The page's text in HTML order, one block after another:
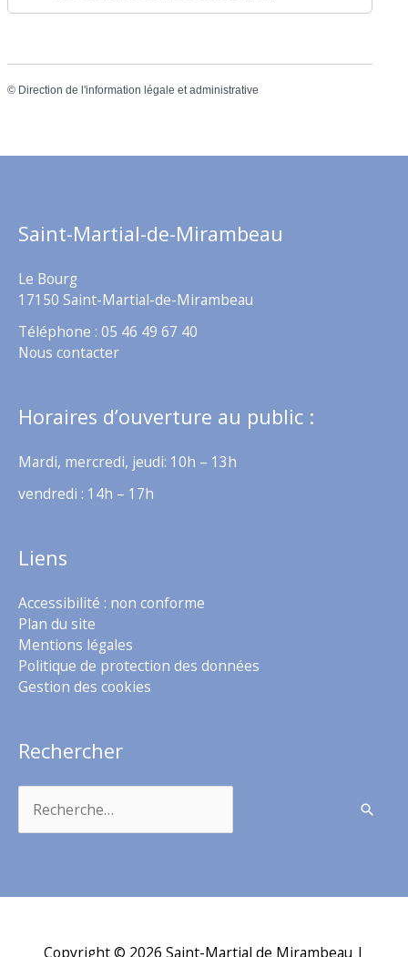
© Direction de l'information légale et administrative
Saint-Martial-de-Mirambeau
Le Bourg
17150 Saint-Martial-de-Mirambeau
Téléphone : 05 46 49 67 40
Nous contacter
Horaires d’ouverture au public :
Mardi, mercredi, jeudi: 10h – 13h
vendredi : 14h – 17h
Liens
Accessibilité : non conforme
Plan du site
Mentions légales
Politique de protection des données
Gestion des cookies
Rechercher
Copyright © 2026 Saint-Martial de Mirambeau |